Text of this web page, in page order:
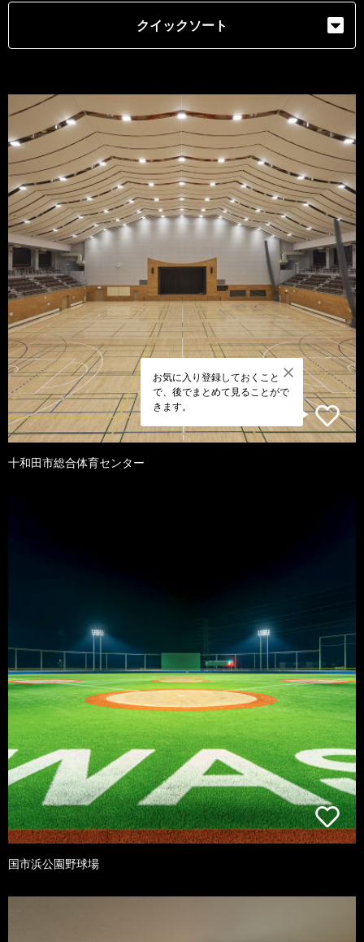
クイックソート
お気に入り登録しておくこと
で、後でまとめて見ることがで
きます。
十和田市総合体育センター
国市浜公園野球場